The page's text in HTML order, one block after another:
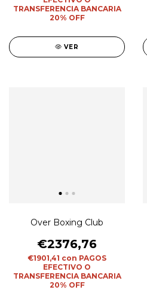
TRANSFERENCIA BANCARIA
20% OFF
VER
Over Boxing Club
€2376,76
€1901,41 con PAGOS
EFECTIVO O
TRANSFERENCIA BANCARIA
20% OFF